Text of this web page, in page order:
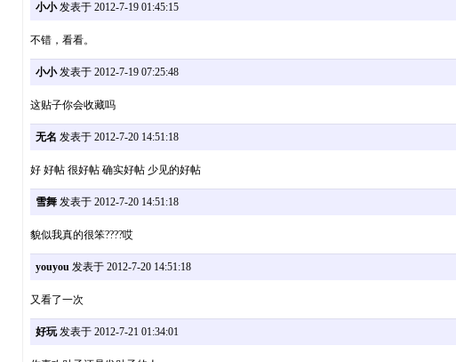
小小发表于 2012-7-19 01:45:15
不错，看看。
小小发表于 2012-7-19 07:25:48
这贴子你会收藏吗
无名 发表于 2012-7-20 14:51:18
好 好帖 很好帖 确实好帖 少见的好帖
雪舞发表于 2012-7-20 14:51:18
貌似我真的很笨????哎
youyou发表于 2012-7-20 14:51:18
又看了一次
好玩发表于 2012-7-21 01:34:01